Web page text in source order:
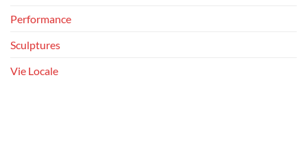
Performance
Sculptures
Vie Locale